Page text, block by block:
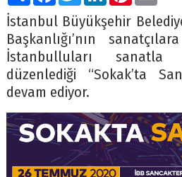
İstanbul Büyükşehir
Başkanlığı’nın
İstanbulluları sanatla
düzenlediği “Sokak’ta
devam ediyor.